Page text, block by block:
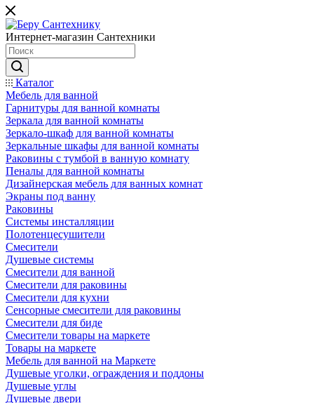
Интернет-магазин Сантехники
Каталог
Мебель для ванной
Гарнитуры для ванной комнаты
Зеркала для ванной комнаты
Зеркало-шкаф для ванной комнаты
Зеркальные шкафы для ванной комнаты
Раковины с тумбой в ванную комнату
Пеналы для ванной комнаты
Дизайнерская мебель для ванных комнат
Экраны под ванну
Раковины
Системы инсталляции
Полотенцесушители
Смесители
Душевые системы
Смесители для ванной
Смесители для раковины
Смесители для кухни
Сенсорные смесители для раковины
Смесители для биде
Смесители товары на маркете
Товары на маркете
Мебель для ванной на Маркете
Душевые уголки, ограждения и поддоны
Душевые углы
Душевые двери